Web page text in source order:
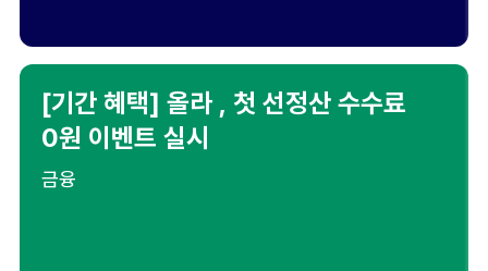
[기간 혜택] 올라 , 첫 선정산 수수료
0원 이벤트 실시
금융